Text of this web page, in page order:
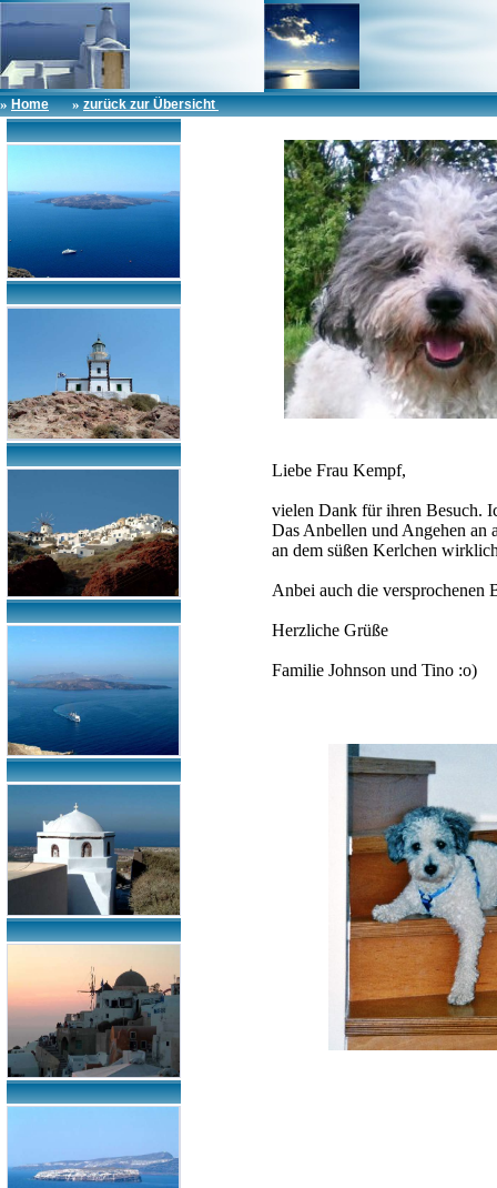
» Home »zurück zur Übersicht
Liebe Frau Kempf,
vielen Dank für ihren Besuch.
Das Anbellen und Angehen an
an dem süßen Kerlchen
Anbei auch die
Herzliche Grüße
Familie Johnson und Tino :o)